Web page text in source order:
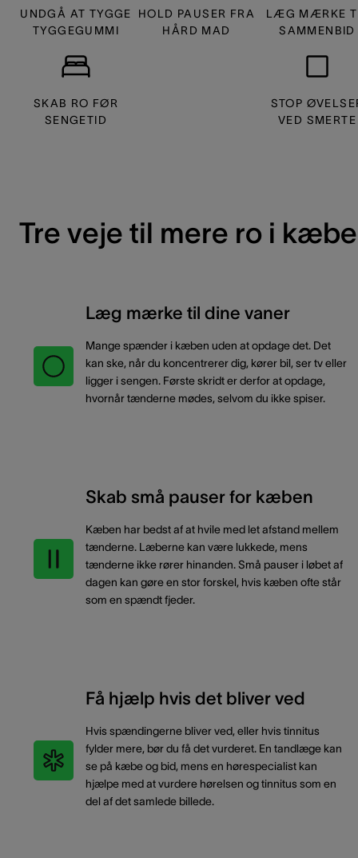
UNDGÅ AT TYGGE
TYGGEGUMMI
HOLD PAUSER FRA
HÅRD MAD
LÆG MÆRKE
SAMMENBID
SKAB RO FØR
SENGETID
STOP
VED SMERTE
Tre veje til mere ro i
Læg mærke til dine vaner
Mange spænder i kæben uden at opdage det. Det
kan ske, når du koncentrerer dig, kører bil, ser tv eller
ligger i sengen. Første skridt er derfor at opdage,
hvornår tænderne mødes, selvom du ikke spiser.
Skab små pauser for kæben
Kæben har bedst af at hvile med let afstand mellem
tænderne. Læberne kan være lukkede, mens
tænderne ikke rører hinanden. Små pauser i løbet af
dagen kan gøre en stor forskel, hvis kæben ofte står
som en spændt fjeder.
Få hjælp hvis det bliver ved
Hvis spændingerne bliver ved, eller hvis tinnitus
fylder mere, bør du få det vurderet. En tandlæge kan
se på kæbe og bid, mens en hørespecialist kan
hjælpe med at vurdere hørelsen og tinnitus som en
del af det samlede billede.